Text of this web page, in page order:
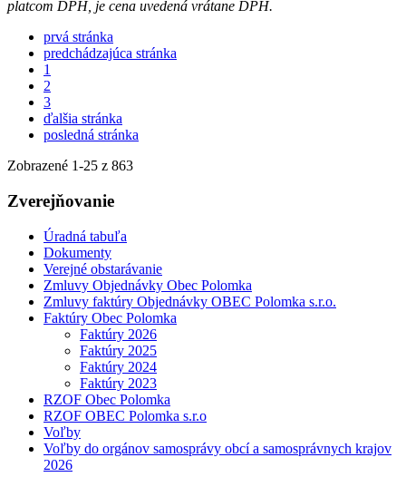
platcom DPH, je cena uvedená vrátane DPH.
prvá stránka
predchádzajúca stránka
1
2
3
ďalšia stránka
posledná stránka
Zobrazené 1-25 z 863
Zverejňovanie
Úradná tabuľa
Dokumenty
Verejné obstarávanie
Zmluvy Objednávky Obec Polomka
Zmluvy faktúry Objednávky OBEC Polomka s.r.o.
Faktúry Obec Polomka
Faktúry 2026
Faktúry 2025
Faktúry 2024
Faktúry 2023
RZOF Obec Polomka
RZOF OBEC Polomka s.r.o
Voľby
Voľby do orgánov samosprávy obcí a samosprávnych krajov
2026